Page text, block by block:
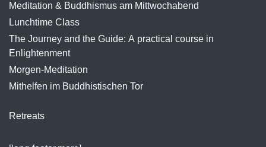
Meditation & Buddhismus am Mittwochabend
Lunchtime Class
The Journey and the Guide: A practical course in
Enlightenment
Morgen-Meditation
Mithelfen im Buddhistischen Tor
Retreats